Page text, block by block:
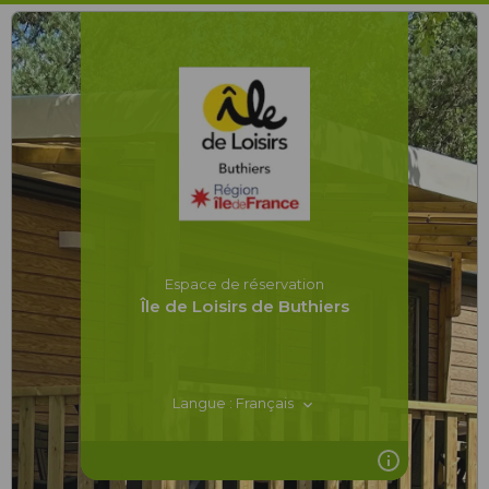
Espace de réservation
Île de Loisirs de Buthiers
Langue : Français